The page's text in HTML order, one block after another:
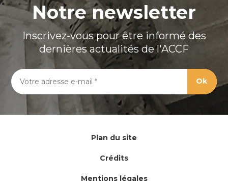
Notre newsletter
Inscrivez-vous pour être informé des
dernières actualités de l'ACCF
Plan du site
Crédits
Mentions légales